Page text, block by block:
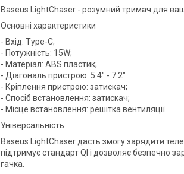
Baseus LightChaser - розумний тримач для
Основні характеристики
- Вхід: Type-C;
- Потужність: 15W;
- Матеріал: ABS пластик;
- Діагональ пристрою: 5.4" - 7.2"
- Кріплення пристрою: затискач;
- Спосіб встановлення: затискач;
- Місце встановлення: решітка вентиляції.
Універсальність
Baseus LightChaser дасть змогу зарядити
підтримує стандарт QI і дозволяє безпечно
гачка.